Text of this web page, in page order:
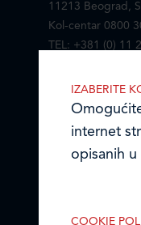
11213 Beograd,
Kol-centar 0800
TEL: +381 (0) 11
E-mail:
Frikom Srbija
COOKIE
IZABERITE
internet
opisanih u